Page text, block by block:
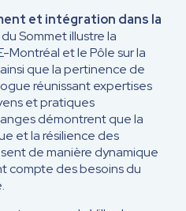
et intégration dans la
Sommet illustre la
Montréal et le Pôle sur la
que la pertinence de
réunissant expertises
et pratiques
démontrent que la
et la résilience des
de manière dynamique
compte des besoins du